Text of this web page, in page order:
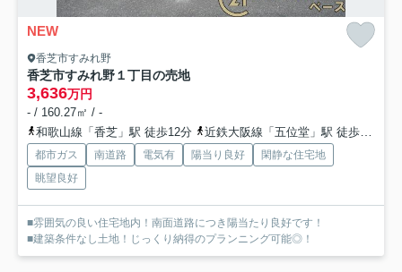
NEW
香芝市すみれ野
香芝市すみれ野１丁目の売地
3,636万円
- / 160.27㎡ / -
和歌山線「香芝」駅 徒歩12分
近鉄大阪線「五位堂」駅 徒歩13分
都市ガス 南道路 電気有 陽当り良好
閑静な住宅地
眺望良好
■雰囲気の良い住宅地内！南面道路につき陽当たり良好です！
■建築条件なし土地！じっくり納得のプランニング可能◎！